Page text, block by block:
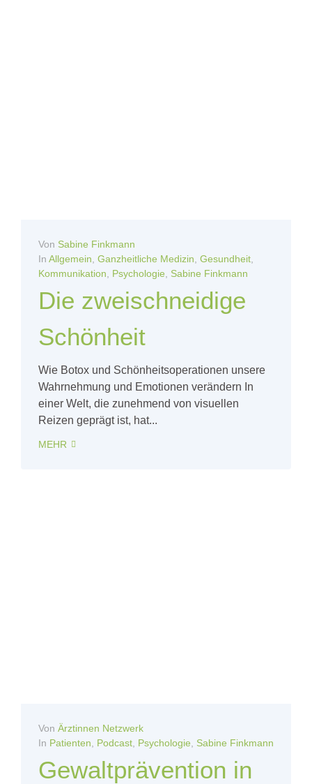
Von Sabine Finkmann
In Allgemein Ganzheitliche Medizin Gesundheit
Kommunikation
Psychologie Sabine Finkmann
Die zweischneidige
Schönheit
Wie Botox und Schönheitsoperationen unsere
Wahrnehmung und Emotionen verändern In
einer Welt, die zunehmend von visuellen
Reizen geprägt ist, hat...
MEHR
Von Ärztinnen Netzwerk
In Patienten Podcast Psychologie Sabine Finkmann
Gewaltprävention in